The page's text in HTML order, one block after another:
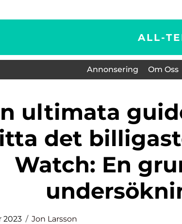
ALL-
Annonsering Om Oss
det
Watch: En
2023 Jon Larsson